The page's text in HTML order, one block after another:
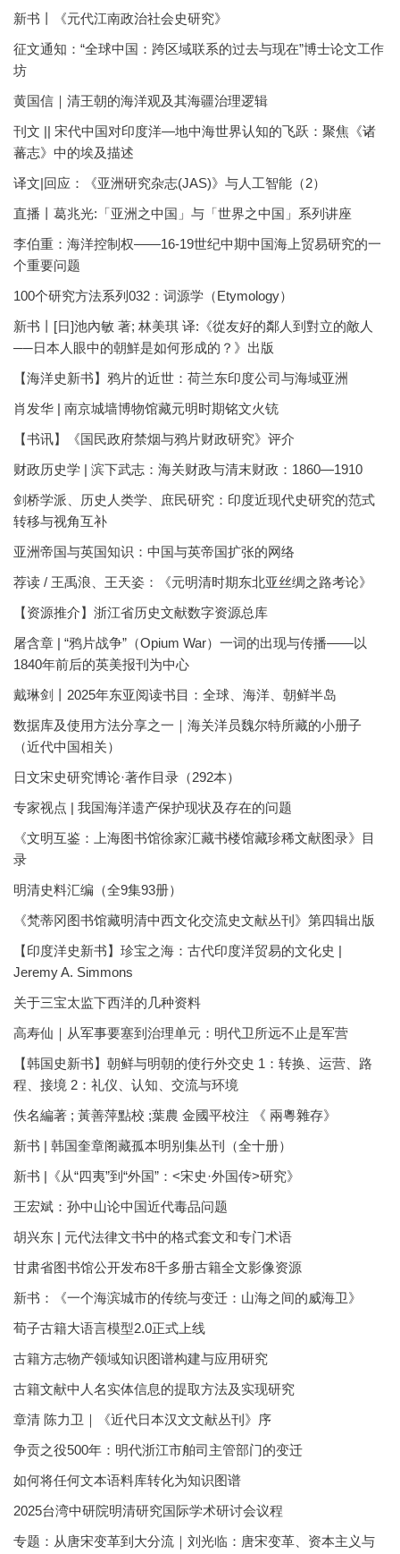
新书丨《元代江南政治社会史研究》
征文通知：“全球中国：跨区域联系的过去与现在”博士论文工作
坊
黄国信｜清王朝的海洋观及其海疆治理逻辑
刊文 || 宋代中国对印度洋—地中海世界认知的飞跃：聚焦《诸
蕃志》中的埃及描述
译文|回应：《亚洲研究杂志(JAS)》与人工智能（2）
直播丨葛兆光:「亚洲之中国」与「世界之中国」系列讲座
李伯重：海洋控制权——16-19世纪中期中国海上贸易研究的一
个重要问题
100个研究方法系列032：词源学（Etymology）
新书丨[日]池內敏 著; 林美琪 译:《從友好的鄰人到對立的敵人
──日本人眼中的朝鮮是如何形成的？》出版
【海洋史新书】鸦片的近世：荷兰东印度公司与海域亚洲
肖发华 | 南京城墙博物馆藏元明时期铭文火铳
【书讯】《国民政府禁烟与鸦片财政研究》评介
财政历史学 | 滨下武志：海关财政与清末财政：1860—1910
剑桥学派、历史人类学、庶民研究：印度近现代史研究的范式
转移与视角互补
亚洲帝国与英国知识：中国与英帝国扩张的网络
荐读 / 王禹浪、王天姿：《元明清时期东北亚丝绸之路考论》
【资源推介】浙江省历史文献数字资源总库
屠含章 | “鸦片战争”（Opium War）一词的出现与传播——以
1840年前后的英美报刊为中心
戴琳剑丨2025年东亚阅读书目：全球、海洋、朝鲜半岛
数据库及使用方法分享之一｜海关洋员魏尔特所藏的小册子
（近代中国相关）
日文宋史研究博论·著作目录（292本）
专家视点 | 我国海洋遗产保护现状及存在的问题
《文明互鉴：上海图书馆徐家汇藏书楼馆藏珍稀文献图录》目
录
明清史料汇编（全9集93册）
《梵蒂冈图书馆藏明清中西文化交流史文献丛刊》第四辑出版
【印度洋史新书】珍宝之海：古代印度洋贸易的文化史 |
Jeremy A. Simmons
关于三宝太监下西洋的几种资料
高寿仙｜从军事要塞到治理单元：明代卫所远不止是军营
【韩国史新书】朝鲜与明朝的使行外交史 1：转换、运营、路
程、接境 2：礼仪、认知、交流与环境
佚名編著 ; 黃善萍點校 ;葉農 金國平校注 《 兩粵雜存》
新书 | 韩国奎章阁藏孤本明别集丛刊（全十册）
新书 |《从“四夷”到“外国”：<宋史·外国传>研究》
王宏斌：孙中山论中国近代毒品问题
胡兴东 | 元代法律文书中的格式套文和专门术语
甘肃省图书馆公开发布8千多册古籍全文影像资源
新书：《一个海滨城市的传统与变迁：山海之间的威海卫》
荀子古籍大语言模型2.0正式上线
古籍方志物产领域知识图谱构建与应用研究
古籍文献中人名实体信息的提取方法及实现研究
章清 陈力卫｜《近代日本汉文文献丛刊》序
争贡之役500年：明代浙江市舶司主管部门的变迁
如何将任何文本语料库转化为知识图谱
2025台湾中研院明清研究国际学术研讨会议程
专题：从唐宋变革到大分流｜刘光临：唐宋变革、资本主义与